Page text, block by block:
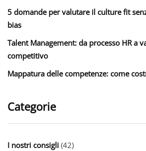
5 domande per valutare il culture fit
bias
Talent Management: da processo HR a
competitivo
Mappatura delle competenze: come
Categorie
I nostri consigli (42)